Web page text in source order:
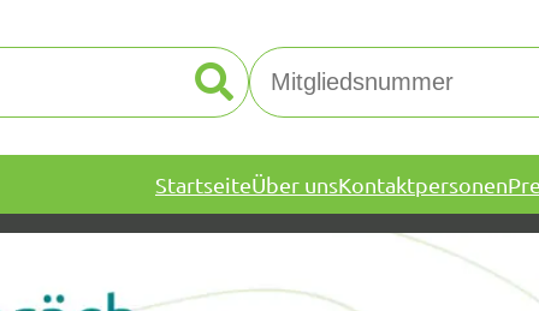
StartseiteÜber unsKontaktpersonen